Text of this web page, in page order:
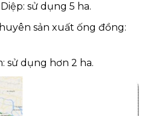
sử dụng 5 ha.
sản xuất ống đồng:
sử dụng hơn 2 ha.